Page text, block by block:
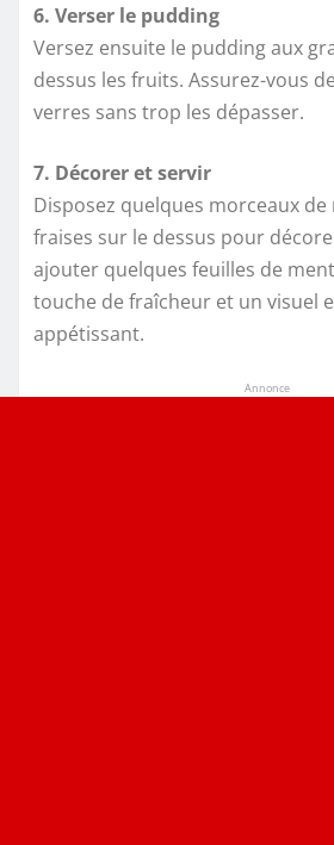
6. Verser le pudding
Versez ensuite le pudding aux
dessus les fruits. Assurez-vous
verres sans trop les dépasser.
7. Décorer et servir
Disposez quelques morceaux de
fraises sur le dessus pour
ajouter quelques feuilles de
touche de fraîcheur et un visuel
appétissant.
Annonce